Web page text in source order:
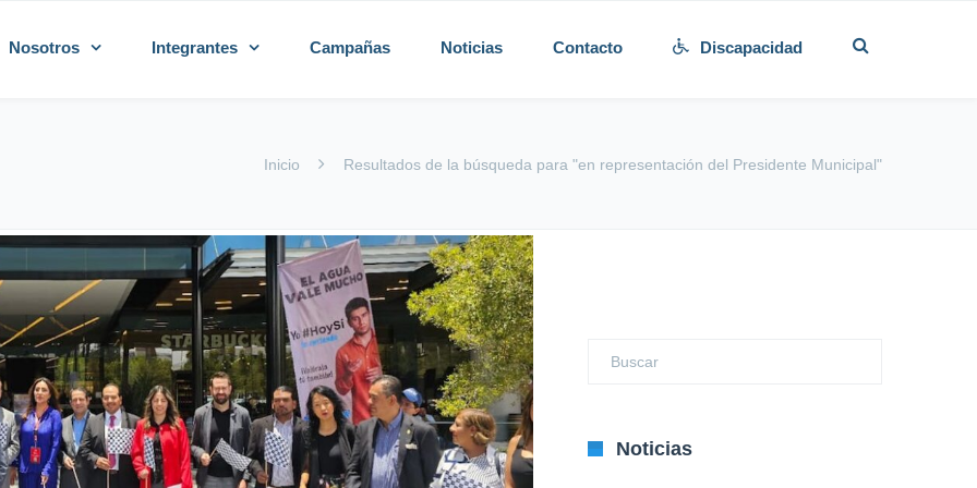
Nosotros Integrantes Campañas Noticias Contacto Discapacidad
Inicio Resultados de la búsqueda para "en representación del Presidente Municipal"
Noticias